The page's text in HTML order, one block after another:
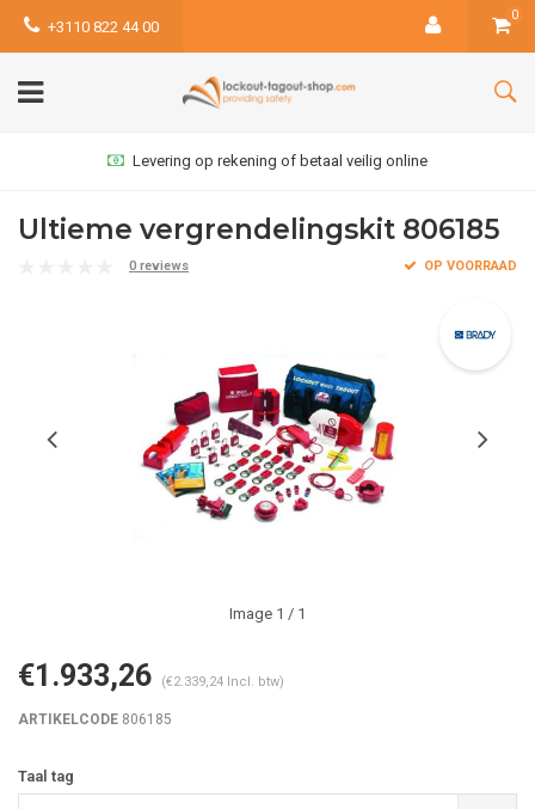
+3110 822 44 00
0
Levering op rekening of betaal veilig online
Ultieme vergrendelingskit 806185
0 reviews OP VOORRAAD
Image 1 / 1
€1.933,26 (€2.339,24 Incl. btw)
ARTIKELCODE 806185
Taal tag